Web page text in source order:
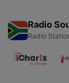
Radio
Radio